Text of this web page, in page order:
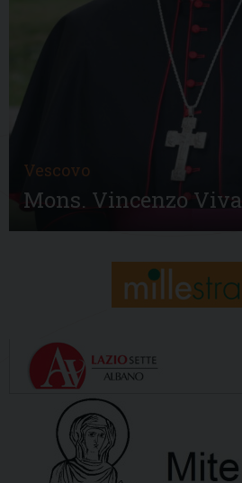
Vescovo
Mons. Vincenzo Viva